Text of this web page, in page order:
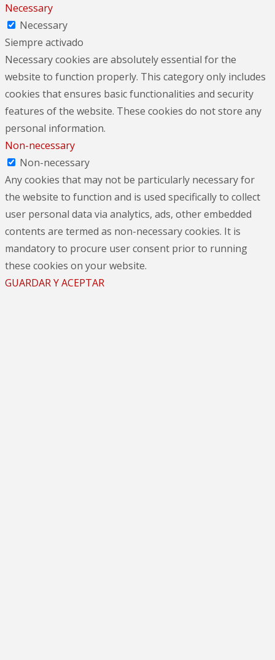
Necessary
Necessary
Siempre activado
Necessary cookies are absolutely essential for the
website to function properly. This category only includes
cookies that ensures basic functionalities and security
features of the website. These cookies do not store any
personal information.
Non-necessary
Non-necessary
Any cookies that may not be particularly necessary for
the website to function and is used specifically to collect
user personal data via analytics, ads, other embedded
contents are termed as non-necessary cookies. It is
mandatory to procure user consent prior to running
these cookies on your website.
GUARDAR Y ACEPTAR